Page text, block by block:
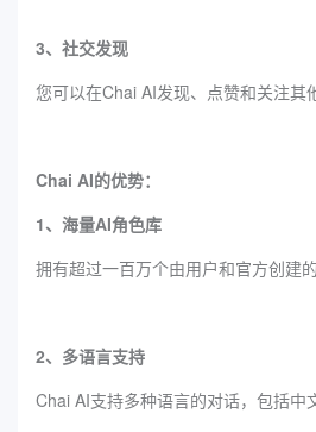
3、社交发现
您可以在Chai AI发现、点赞和关注其
Chai AI的优势：
1、海量AI角色库
拥有超过一百万个由用户和官方创建
2、多语言支持
Chai AI支持多种语言的对话，包括中